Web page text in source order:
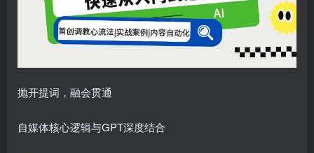
抛开提词，融会贯通
自媒体核心逻辑与GPT深度结合